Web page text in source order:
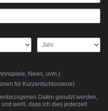
News, uvm.)
für Kurzentschlossene)
Daten genutzt werden,
weiß, dass ich dies jederzeit